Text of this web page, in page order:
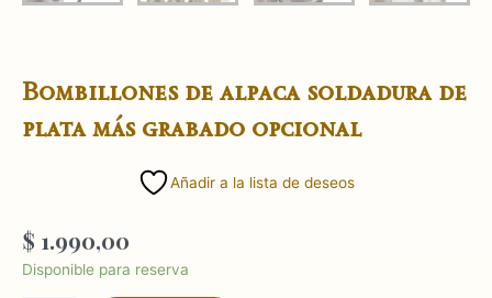
Bombillones de alpaca soldadura de
plata más grabado opcional
Añadir a la lista de deseos
$ 1.990,00
Disponible para reserva
Bombillones